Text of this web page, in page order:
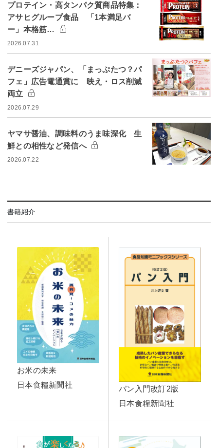
プロテイン・高タンパク質商品特集：
アサヒグループ食品 「1本満足バ
ー」本格筋…
2026.07.31
デニーズジャパン、「まっぷたつ？パ
フェ」広告電通賞に 映え・ロス削減
両立
2026.07.29
ヤマサ醤油、調味料のうま味深化 生
鮮との相性など発信へ
2026.07.22
書籍紹介
お米の未来
日本食糧新聞社
パン入門改訂2版
日本食糧新聞社